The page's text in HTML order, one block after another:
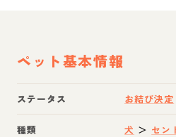
ペット基本情報
ステータス お結び決定
種類 犬 ＞ セン